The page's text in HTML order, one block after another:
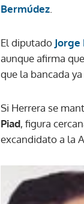
Bermúdez
El diputado
aunque afirma
que la bancada
Si Herrera se
Piad, figura
excandidato a la